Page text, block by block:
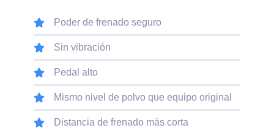
Poder de frenado seguro
Sin vibración
Pedal alto
Mismo nivel de polvo que equipo original
Distancia de frenado más corta